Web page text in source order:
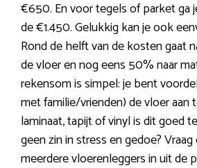
€650. En voor tegels of parket ga
de €1.450. Gelukkig kan je ook
Rond de helft van de kosten gaat
de vloer en nog eens 50% naar
rekensom is simpel: je bent
met familie/vrienden) de vloer aan
laminaat, tapijt of vinyl is dit goed
geen zin in stress en gedoe?
meerdere vloerenleggers in uit de